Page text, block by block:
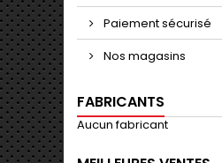
Paiement sécurisé
Nos magasins
FABRICANTS
Aucun fabricant